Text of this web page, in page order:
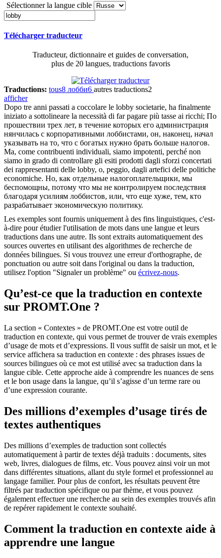
Sélectionner la langue cible
Télécharger traducteur
Traducteur, dictionnaire et guides de conversation,
plus de 20 langues, traductions favoris
Traductions: tous8 лобби6 autres traductions2
afficher
Dopo tre anni passati a coccolare le lobby societarie, ha finalmente
iniziato a sottolineare la necessità di far pagare più tasse ai ricchi; По
прошествии трех лет, в течение которых его администрация
нянчилась с корпоративными лоббистами, он, наконец, начал
указывать на то, что с богатых нужно брать больше налогов.
Ma, come contribuenti individuali, siamo impotenti, perché non
siamo in grado di controllare gli esiti prodotti dagli sforzi concertati
dei rappresentanti delle lobby, o, peggio, dagli artefici delle politiche
economiche. Но, как отдельные налогоплательщики, мы
беспомощны, потому что мы не контролируем последствия
благодаря усилиям лоббистов, или, что еще хуже, тем, кто
разрабатывает экономическую политику.
Les exemples sont fournis uniquement à des fins linguistiques, c'est-
à-dire pour étudier l'utilisation de mots dans une langue et leurs
traductions dans une autre. Ils sont extraits automatiquement des
sources ouvertes en utilisant des algorithmes de recherche de
données bilingues. Si vous trouvez une erreur d'orthographe, de
ponctuation ou autre soit dans l'original ou dans la traduction,
utilisez l'option "Signaler un problème" ou écrivez-nous.
Qu’est-ce que la traduction en contexte
sur PROMT.One ?
La section « Contextes » de PROMT.One est votre outil de
traduction en contexte, qui vous permet de trouver de vrais exemples
d’usage de mots et d’expressions. Il vous suffit de saisir un mot, et le
service affichera sa traduction en contexte : des phrases issues de
sources bilingues où ce mot est utilisé avec sa traduction dans la
langue cible. Cette approche aide à comprendre les nuances de sens
et le bon usage dans la langue, qu’il s’agisse d’un terme rare ou
d’une expression courante.
Des millions d’exemples d’usage tirés de
textes authentiques
Des millions d’exemples de traduction sont collectés
automatiquement à partir de textes déjà traduits : documents, sites
web, livres, dialogues de films, etc. Vous pouvez ainsi voir un mot
dans différentes situations, allant du style formel et professionnel au
langage familier. Pour plus de confort, les résultats peuvent être
filtrés par traduction spécifique ou par thème, et vous pouvez
également effectuer une recherche au sein des exemples trouvés afin
de repérer rapidement le contexte souhaité.
Comment la traduction en contexte aide à
apprendre une langue